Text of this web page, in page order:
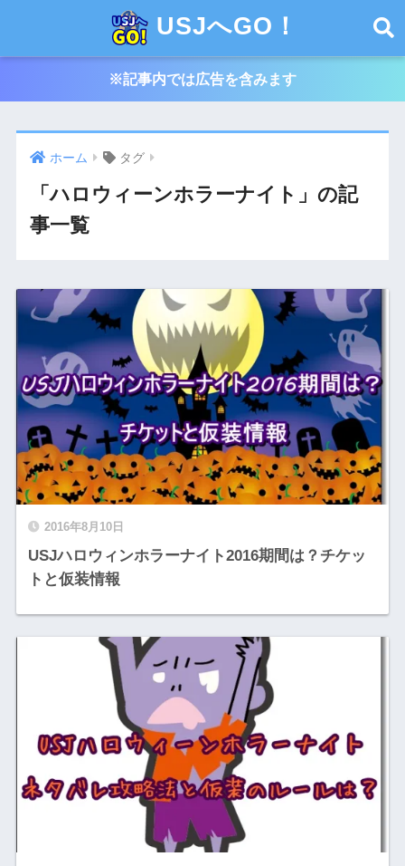
USJへGO！
※記事内では広告を含みます
ホーム タグ
「ハロウィーンホラーナイト」の記
事一覧
2016年8月10日
USJハロウィンホラーナイト2016期間は？チケッ
トと仮装情報